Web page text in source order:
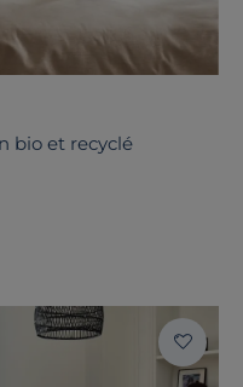
bio et recyclé